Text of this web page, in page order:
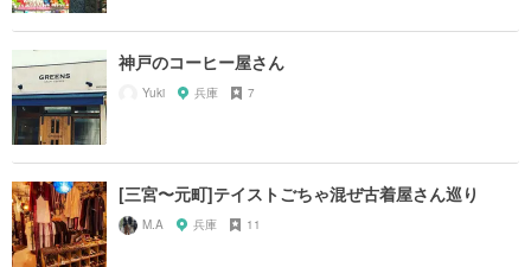
神戸のコーヒー屋さん
Yuki 兵庫 7
[三宮〜元町]テイストごちゃ混ぜ古着屋さん巡り
M.A 兵庫 11